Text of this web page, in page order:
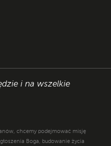
i na wszelkie
chcemy podejmować misję
Boga, budowanie życia